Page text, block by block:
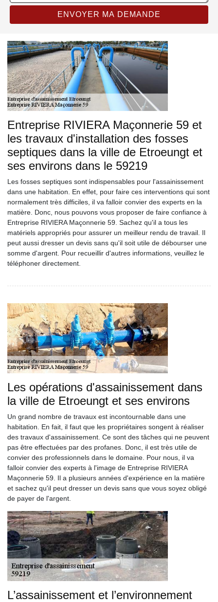
Entreprise RIVIERA Maçonnerie 59 et
les travaux d'installation des fosses
septiques dans la ville de Etroeungt et
ses environs dans le 59219
Les fosses septiques sont indispensables pour l'assainissement
dans une habitation. En effet, pour faire ces interventions qui sont
normalement très difficiles, il va falloir convier des experts en la
matière. Donc, nous pouvons vous proposer de faire confiance à
Entreprise RIVIERA Maçonnerie 59. Sachez qu'il a tous les
matériels appropriés pour assurer un meilleur rendu de travail. Il
peut aussi dresser un devis sans qu'il soit utile de débourser une
somme d'argent. Pour recueillir d'autres informations, veuillez le
téléphoner directement.
Les opérations d'assainissement dans
la ville de Etroeungt et ses environs
Un grand nombre de travaux est incontournable dans une
habitation. En fait, il faut que les propriétaires songent à réaliser
des travaux d'assainissement. Ce sont des tâches qui ne peuvent
pas être effectuées par des profanes. Donc, il est très utile de
convier des professionnels dans le domaine. Pour nous, il va
falloir convier des experts à l'image de Entreprise RIVIERA
Maçonnerie 59. Il a plusieurs années d'expérience en la matière
et sachez qu'il peut dresser un devis sans que vous soyez obligé
de payer de l'argent.
L’assainissement et l’environnement